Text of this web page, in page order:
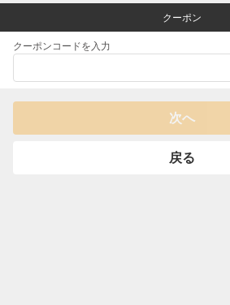
クーポン
クーポンコードを入力
次へ
戻る